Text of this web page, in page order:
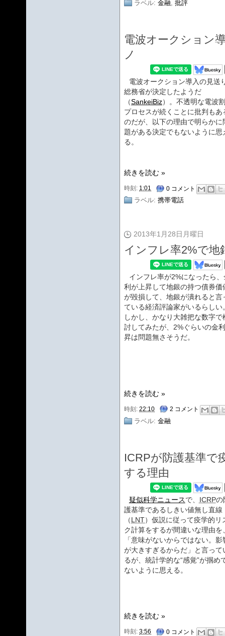
ラベル: 金融 批評
電波オークション
ノ
電波オークション導入の見送
総務省が決定したようだ
（SankeiBiz）。不透明な電波
プロセスが続くことに批判もあ
のだが、以下の理由で明らかに
題がある決定でもないように思
る。
続きを読む »
時刻: 1:01 0 コメント
ラベル: 携帯電話
2013年1月28日月曜日
インフレ率2%で地
インフレ率が2%になったら、
利が上昇して地銀の持つ債券価
が毀損して、地銀が潰れると言
ている経済評論家がいるらしい
しかし、かなり大雑把な数字で
討してみたが、2%ぐらいの金
昇は問題無さそうだ。
続きを読む »
時刻: 22:10 2 コメント
ラベル: 金融
ICRPが防護基準で
する理由
疑似科学ニュースで、 ICRPの
護基準であるしきい値無し直線
（LNT）仮説に従って疫学的リ
ク計算をするが間違いな理由を
「意味がないからではない。影
が大きすぎるからだ」と言って
るが、統計学的な“感覚”が掴め
ないように思える。
続きを読む »
時刻: 3:56 0 コメント